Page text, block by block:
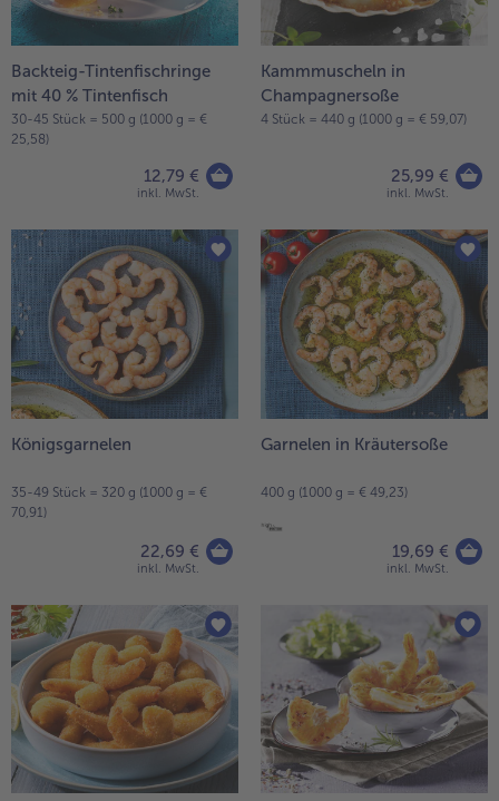
- 5 € beim Kauf von 7 Schlemmermenüs nach Wahl
Backteig-Tintenfischringe
mit 40 % Tintenfisch
30-45 Stück = 500 g (1000 g = €
25,58)
12,79 €
inkl. MwSt.
Kammmuscheln in
Champagnersoße
4 Stück = 440 g (1000 g = € 59,07)
25,99 €
inkl. MwSt.
Königsgarnelen
35-49 Stück = 320 g (1000 g = €
70,91)
22,69 €
inkl. MwSt.
Garnelen in Kräutersoße
400 g (1000 g = € 49,23)
19,69 €
inkl. MwSt.